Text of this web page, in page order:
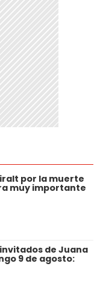
por la muerte
muy importante
de Juana
9 de agosto: